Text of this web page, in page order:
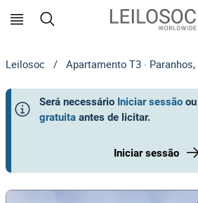
Leilosoc / Apartamento T3 ·
Será necessário Iniciar sessão ou
gratuita antes de licitar.
Iniciar sessão